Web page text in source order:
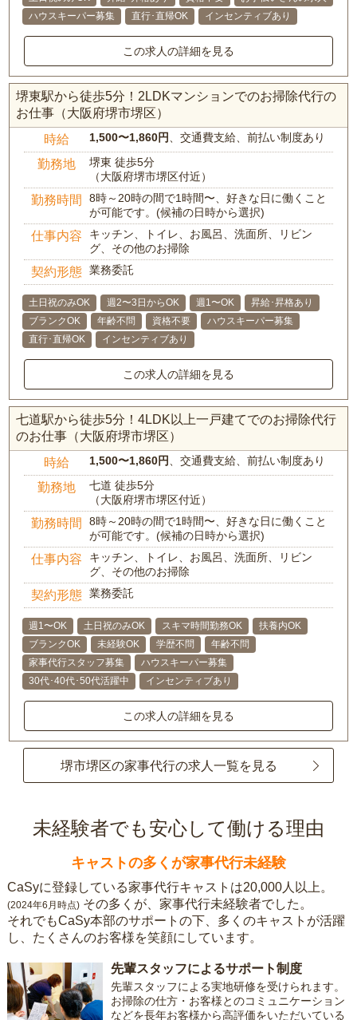
ハウスキーパー募集
直行･直帰OK インセンティブあり
この求人の詳細を見る
堺東駅から徒歩5分！2LDKマンションでのお掃除代行の
お仕事（大阪府堺市堺区）
時給 1,500〜1,860円 、交通費支給、前払い制度あり
勤務地
堺東 徒歩5分
（大阪府堺市堺区付近）
勤務時間
8時～20時の間で1時間〜、好きな日に働くこと
が可能です。(候補の日時から選択)
仕事内容
キッチン、トイレ、お風呂、洗面所、リビン
グ、その他のお掃除
契約形態 業務委託
土日祝のみOK 週2〜3日からOK 週1〜OK
昇給･昇格あり
ブランクOK
年齢不問 資格不要
ハウスキーパー募集
直行･直帰OK
インセンティブあり
この求人の詳細を見る
七道駅から徒歩5分！4LDK以上一戸建てでのお掃除代行
のお仕事（大阪府堺市堺区）
時給 1,500〜1,860円 、交通費支給、前払い制度あり
勤務地
七道 徒歩5分
（大阪府堺市堺区付近）
勤務時間
8時～20時の間で1時間〜、好きな日に働くこと
が可能です。(候補の日時から選択)
仕事内容
キッチン、トイレ、お風呂、洗面所、リビン
グ、その他のお掃除
契約形態 業務委託
週1〜OK 土日祝のみOK スキマ時間勤務OK
扶養内OK
ブランクOK
未経験OK 学歴不問
年齢不問
家事代行スタッフ募集
ハウスキーパー募集
30代･40代･50代活躍中
インセンティブあり
この求人の詳細を見る
堺市堺区の家事代行の求人一覧を見る
未経験者でも安心して働ける理由
キャストの多くが家事代行未経験
CaSyに登録している家事代行キャストは20,000人以上。
(2024年6月時点) その多くが、家事代行未経験者でした。
それでもCaSy本部のサポートの下、多くのキャストが活躍
し、たくさんのお客様を笑顔にしています。
先輩スタッフによるサポート制度
先輩スタッフによる実地研修を受けられます。
お掃除の仕方・お客様とのコミュニケーション
などを長年お客様から高評価をいただいている